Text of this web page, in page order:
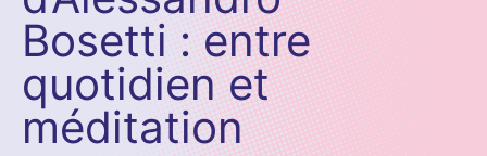
Bosetti : entre
quotidien et
méditation